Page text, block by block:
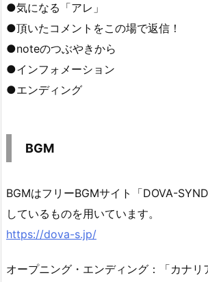
●気になる「アレ」
●頂いたコメントをこの場で返信！
●noteのつぶやきから
●インフォメーション
●エンディング
BGM
BGMはフリーBGMサイト「DOVA-
しているものを用いています。
https://dova-s.jp/
オープニング・エンディング：「カナリ